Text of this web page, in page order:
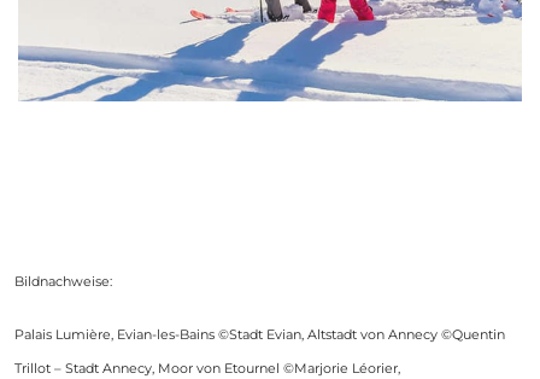
Bildnachweise:
Palais Lumière, Evian-les-Bains ©Stadt Evian, Altstadt von Annecy ©Quentin
Trillot – Stadt Annecy, Moor von Etournel ©Marjorie Léorier,